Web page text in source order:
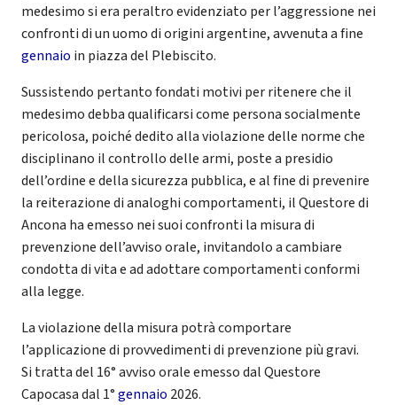
medesimo si era peraltro evidenziato per l’aggressione nei
confronti di un uomo di origini argentine, avvenuta a fine
gennaio in piazza del Plebiscito.
Sussistendo pertanto fondati motivi per ritenere che il
medesimo debba qualificarsi come persona socialmente
pericolosa, poiché dedito alla violazione delle norme che
disciplinano il controllo delle armi, poste a presidio
dell’ordine e della sicurezza pubblica, e al fine di prevenire
la reiterazione di analoghi comportamenti, il Questore di
Ancona ha emesso nei suoi confronti la misura di
prevenzione dell’avviso orale, invitandolo a cambiare
condotta di vita e ad adottare comportamenti conformi
alla legge.
La violazione della misura potrà comportare
l’applicazione di provvedimenti di prevenzione più gravi.
Si tratta del 16° avviso orale emesso dal Questore
Capocasa dal 1°gennaio 2026.